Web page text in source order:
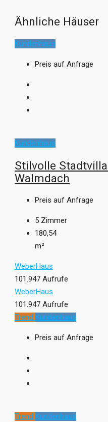
Ähnliche Häuser
Kundenhaus
Preis auf Anfrage
Kundenhaus
Stilvolle
Walmdach
Preis auf Anfrage
5 Zimmer
180,54
m²
WeberHaus
101.947 Aufrufe
WeberHaus
101.947 Aufrufe
Trend Kundenhaus
Preis auf Anfrage
Trend Kundenhaus